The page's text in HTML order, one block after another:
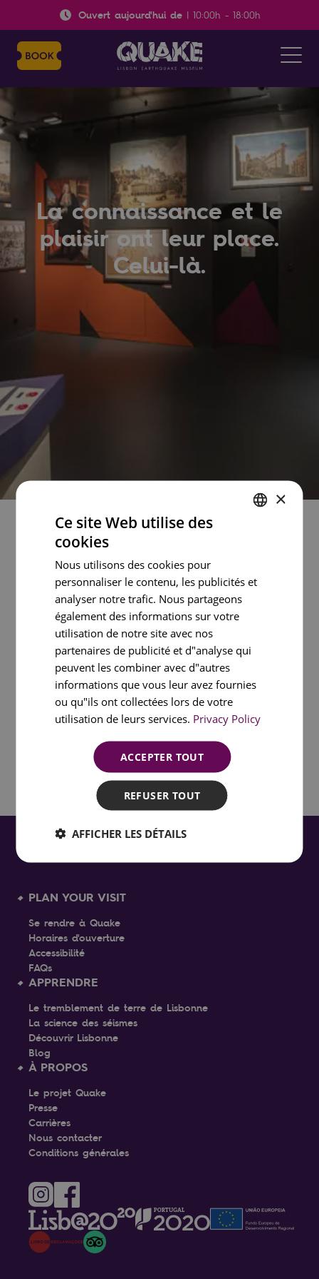
Ouvert aujourd'hui de | 10:00h - 18:00h
La connaissance et le
plaisir ont leur place.
Celui-là.
Langue
PT FR ES
Explorez le
contenu de Quake
PLAN YOUR VISIT
Se rendre à Quake
Horaires d'ouverture
Accessibilité
FAQs
APPRENDRE
Le tremblement de terre de Lisbonne
La science des séismes
Découvrir Lisbonne
Blog
À PROPOS
Le projet Quake
Presse
Carrières
Nous contacter
Conditions générales
FRENCH
×
Ce site Web utilise des
cookies
Nous utilisons des cookies pour
personnaliser le contenu, les publicités et
analyser notre trafic. Nous partageons
également des informations sur votre
utilisation de notre site avec nos
partenaires de publicité et d"analyse qui
peuvent les combiner avec d"autres
informations que vous leur avez fournies
ou qu"ils ont collectées lors de votre
utilisation de leurs services. Privacy Policy
ACCEPTER TOUT
REFUSER TOUT
AFFICHER LES DÉTAILS